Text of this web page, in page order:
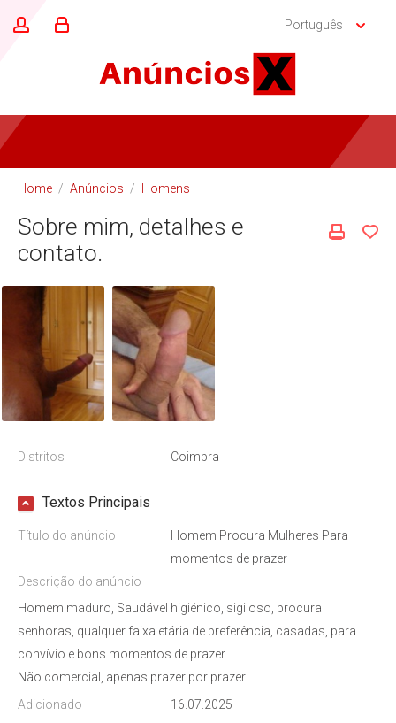
Português
Home / Anúncios / Homens
Sobre mim, detalhes e
contato.
Distritos Coimbra
Textos Principais
Título do anúncio
Homem Procura Mulheres Para
momentos de prazer
Descrição do anúncio
Homem maduro, Saudável higiénico, sigiloso, procura
senhoras, qualquer faixa etária de preferência, casadas, para
convívio e bons momentos de prazer.
Não comercial, apenas prazer por prazer.
Adicionado
16.07.2025